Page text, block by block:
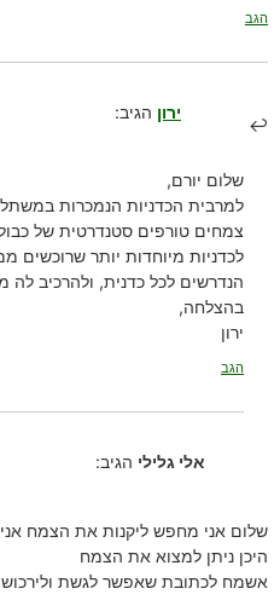
הגב
ירון הגיב:
שלום יורם,
למרבית הכדניות הנמכרות
צמחים טורפים סטנדרטית של כבול
לכדניות מיוחדות יותר שרוכשים
הנדרשים לכל כדנית, ולהרכיב לה
בהצלחה,
ירון
הגב
אלי גלילי הגיב:
שלום אני מחפש ליקנות את הצמח
היכן ניתן למצוא את הצמח
אשמח לכתובת שאפשר לגשת ולירכוש